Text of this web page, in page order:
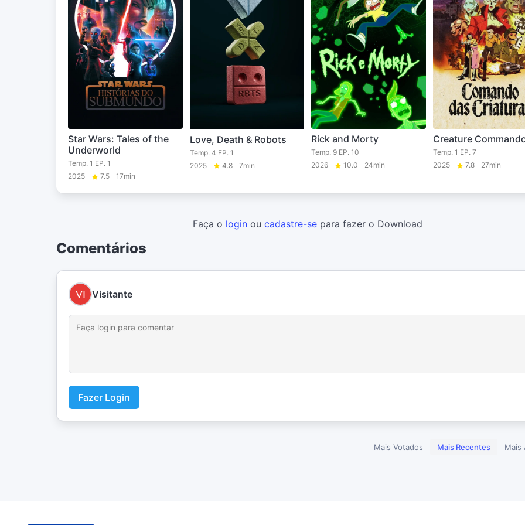
Star Wars: Tales of the
Underworld
Temp. 1 EP. 1
2025
7.5 17min
Love, Death & Robots
Temp. 4 EP. 1
2025
4.8 7min
Rick and Morty
Temp. 9 EP. 10
2026
10.0 24min
Creature
Temp. 1 EP. 7
2025
7.8 27min
Faça o login ou cadastre-se para fazer o Download
Comentários
Visitante
Fazer Login
Mais Votados Mais Recentes Mais